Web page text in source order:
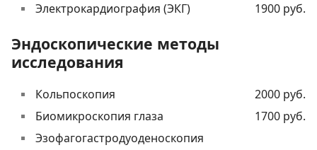
Электрокардиография (ЭКГ)
1900 руб.
Эндоскопические методы
исследования
Кольпоскопия
2000 руб.
Биомикроскопия глаза
1700 руб.
Эзофагогастродуоденоскопия